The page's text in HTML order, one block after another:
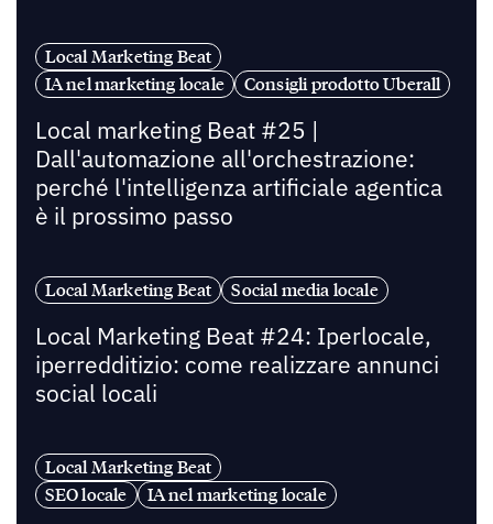
Local Marketing Beat
IA nel marketing locale
Consigli prodotto Uberall
Local marketing Beat #25 |
Dall'automazione all'orchestrazione:
perché l'intelligenza artificiale agentica
è il prossimo passo
Local Marketing Beat Social media locale
Local Marketing Beat #24: Iperlocale,
iperredditizio: come realizzare annunci
social locali
Local Marketing Beat
SEO locale
IA nel marketing locale